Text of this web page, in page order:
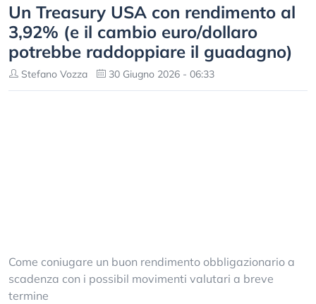
Un Treasury USA con rendimento al
3,92% (e il cambio euro/dollaro
potrebbe raddoppiare il guadagno)
Stefano Vozza 30 Giugno 2026 - 06:33
Come coniugare un buon rendimento obbligazionario a
scadenza con i possibil movimenti valutari a breve
termine